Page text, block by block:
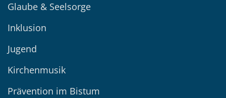
Glaube & Seelsorge
Inklusion
Jugend
Kirchenmusik
Prävention im Bistum